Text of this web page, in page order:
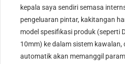
kepala saya sendiri semasa
pengeluaran pintar, kakitangan
model spesifikasi produk (seperti
10mm) ke dalam sistem kawalan,
automatik akan memanggil